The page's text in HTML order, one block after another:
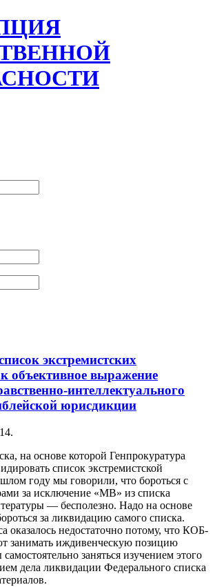
экстремистских
объективное выражение
интеллектуального
юрисдикции
.
на основе которой Генпрокуратура
список экстремистской
году мы говорили, что бороться с
за исключение «МВ» из списка
— бесполезно. Надо на основе
за ликвидацию самого списка.
оказалось недостаточно потому, что КОБ-
занимать иждивенческую позицию
заняться изучением этого
дела ликвидации Федерального списка